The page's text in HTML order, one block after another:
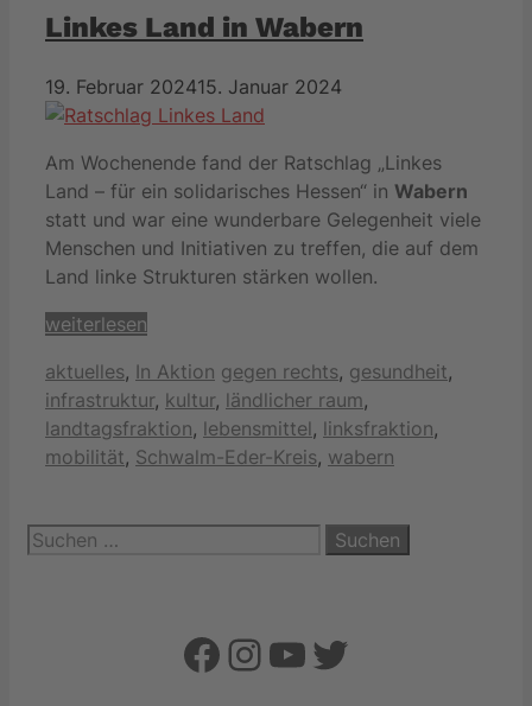
Linkes Land in Wabern
19. Februar 202415. Januar 2024
Am Wochenende fand der Ratschlag „Linkes
Land – für ein solidarisches Hessen“ in Wabern
statt und war eine wunderbare Gelegenheit viele
Menschen und Initiativen zu treffen, die auf dem
Land linke Strukturen stärken wollen.
weiterlesen
Kategorien
aktuelles, In Aktion Schlagwörter
gegen rechts, gesundheit,
infrastruktur, kultur, ländlicher raum,
landtagsfraktion, lebensmittel, linksfraktion,
mobilität, Schwalm-Eder-Kreis, wabern
Suchen
nach:
Facebook
Instagram
YouTube
Twitter